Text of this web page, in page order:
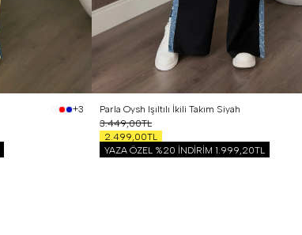
+3
Parla Oysh Işıltılı İkili Takım Siyah
3.449,00TL
2.499,00TL
YAZA ÖZEL %20 İNDİRİM 1.999,20TL